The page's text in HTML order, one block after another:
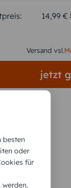
14,99 €
Versand vsl.
jetzt
besten
oder
für